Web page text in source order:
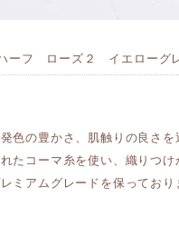
ーフ ローズ２ イエロー
色の豊かさ、肌触りの良さ
たコーマ糸を使い、織りつけ
ミアムグレードを保っており